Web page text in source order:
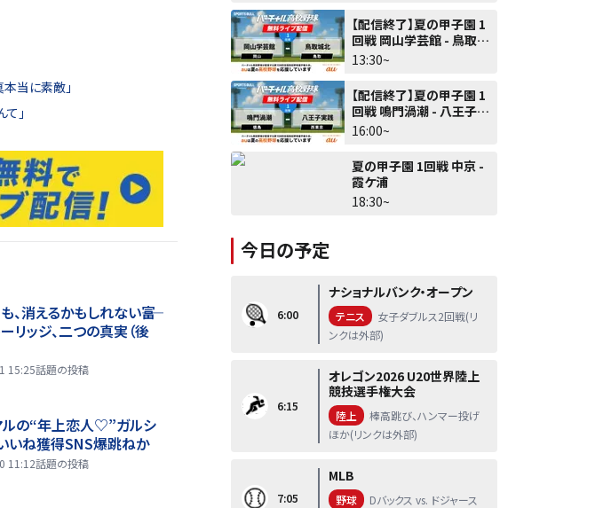
本当に素敵」
」
、消えるかもしれない――富
リッジ、二つの真実（後
15:25話題の投稿
ルの“年上恋人♡”ガルシ
いね獲得SNS爆跳ねか
11:12話題の投稿
【配信終了】夏の甲子園 1
回戦 岡山学芸館 - 鳥取城
北
13:30~
【配信終了】夏の甲子園 1
回戦 鳴門渦潮 - 八王子実
践
16:00~
夏の甲子園 1回戦 中京 -
霞ケ浦
18:30~
今日の予定
6:00
ナショナルバンク・オープン
テニス
女子ダブルス2回戦(リ
ンクは外部)
6:15
オレゴン2026 U20世界陸上
競技選手権大会
陸上
棒高跳び、ハンマー投げ
ほか(リンクは外部)
7:05
MLB
野球
Dバックス vs. ドジャース